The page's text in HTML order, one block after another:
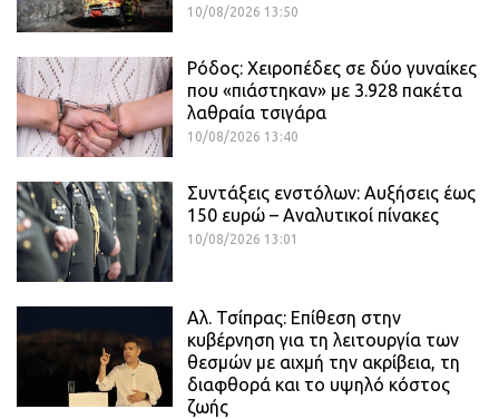
10/08/2026 13:50
Ρόδος: Χειροπέδες σε δύο γυναίκες
που «πιάστηκαν» με 3.928 πακέτα
λαθραία τσιγάρα
10/08/2026 13:40
Συντάξεις ενστόλων: Αυξήσεις έως
150 ευρώ – Αναλυτικοί πίνακες
10/08/2026 13:01
Αλ. Τσίπρας: Επίθεση στην
κυβέρνηση για τη λειτουργία των
θεσμών με αιχμή την ακρίβεια, τη
διαφθορά και το υψηλό κόστος
ζωής